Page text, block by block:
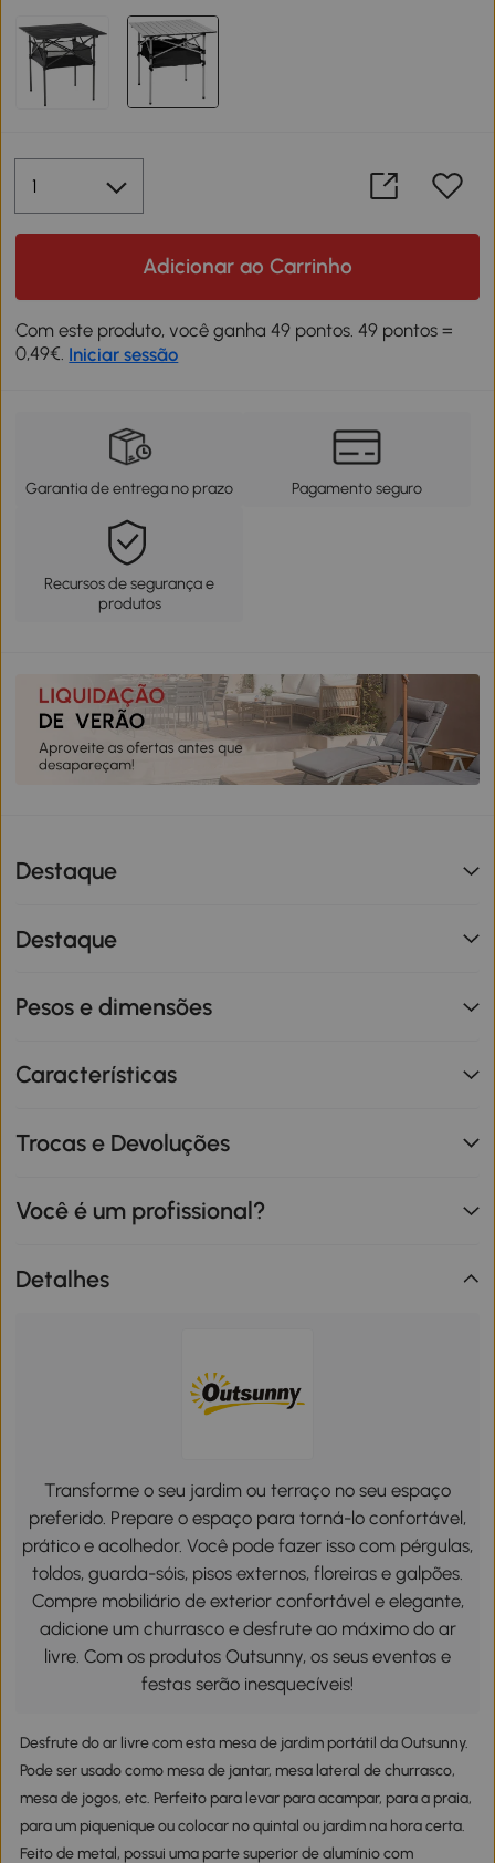
Adicionar ao Carrinho
Com este produto, você ganha 49 pontos. 49 pontos =
0,49€. Iniciar sessão
Garantia de entrega no prazo Pagamento seguro
Recursos de segurança e
produtos
Destaque
Destaque
Pesos e dimensões
Características
Trocas e Devoluções
Você é um profissional?
Detalhes
Transforme o seu jardim ou terraço no seu espaço
preferido. Prepare o espaço para torná-lo confortável,
prático e acolhedor. Você pode fazer isso com pérgulas,
toldos, guarda-sóis, pisos externos, floreiras e galpões.
Compre mobiliário de exterior confortável e elegante,
adicione um churrasco e desfrute ao máximo do ar
livre. Com os produtos Outsunny, os seus eventos e
festas serão inesquecíveis!
Desfrute do ar livre com esta mesa de jardim portátil da Outsunny.
Pode ser usado como mesa de jantar, mesa lateral de churrasco,
mesa de jogos, etc. Perfeito para levar para acampar, para a praia,
para um piquenique ou colocar no quintal ou jardim na hora certa.
Feito de metal, possui uma parte superior de alumínio com